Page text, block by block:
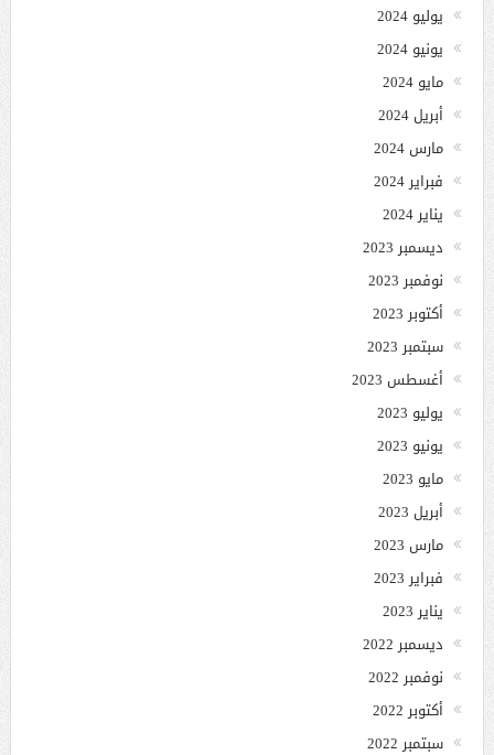
يوليو 2024
يونيو 2024
مايو 2024
أبريل 2024
مارس 2024
فبراير 2024
يناير 2024
ديسمبر 2023
نوفمبر 2023
أكتوبر 2023
سبتمبر 2023
أغسطس 2023
يوليو 2023
يونيو 2023
مايو 2023
أبريل 2023
مارس 2023
فبراير 2023
يناير 2023
ديسمبر 2022
نوفمبر 2022
أكتوبر 2022
سبتمبر 2022